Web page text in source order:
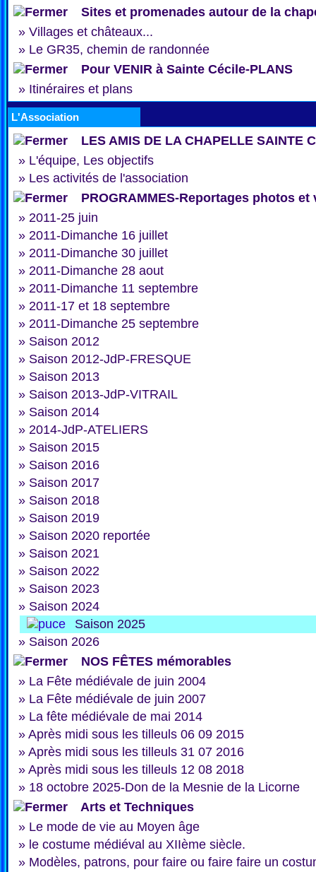
Sites et promenades autour de la
» Villages et châteaux...
» Le GR35, chemin de randonnée
Pour VENIR à Sainte Cécile-PLANS
» Itinéraires et plans
L'Association
LES AMIS DE LA CHAPELLE SAINTE
» L'équipe, Les objectifs
» Les activités de l'association
PROGRAMMES-Reportages photos et
» 2011-25 juin
» 2011-Dimanche 16 juillet
» 2011-Dimanche 30 juillet
» 2011-Dimanche 28 aout
» 2011-Dimanche 11 septembre
» 2011-17 et 18 septembre
» 2011-Dimanche 25 septembre
» Saison 2012
» Saison 2012-JdP-FRESQUE
» Saison 2013
» Saison 2013-JdP-VITRAIL
» Saison 2014
» 2014-JdP-ATELIERS
» Saison 2015
» Saison 2016
» Saison 2017
» Saison 2018
» Saison 2019
» Saison 2020 reportée
» Saison 2021
» Saison 2022
» Saison 2023
» Saison 2024
Saison 2025
» Saison 2026
NOS FÊTES mémorables
» La Fête médiévale de juin 2004
» La Fête médiévale de juin 2007
» La fête médiévale de mai 2014
» Après midi sous les tilleuls 06 09 2015
» Après midi sous les tilleuls 31 07 2016
» Après midi sous les tilleuls 12 08 2018
» 18 octobre 2025-Don de la Mesnie de la Licorne
Arts et Techniques
» Le mode de vie au Moyen âge
» le costume médiéval au XIIème siècle.
» Modèles, patrons, pour faire ou faire faire un